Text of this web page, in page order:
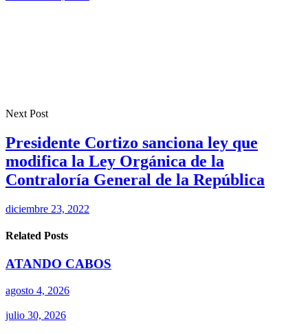
Next Post
Presidente Cortizo sanciona ley que
modifica la Ley Orgánica de la
Contraloría General de la República
diciembre 23, 2022
Related Posts
ATANDO CABOS
agosto 4, 2026
julio 30, 2026